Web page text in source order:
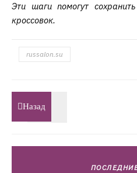
Эти шаги помогут
кроссовок.
russalon.su
Назад